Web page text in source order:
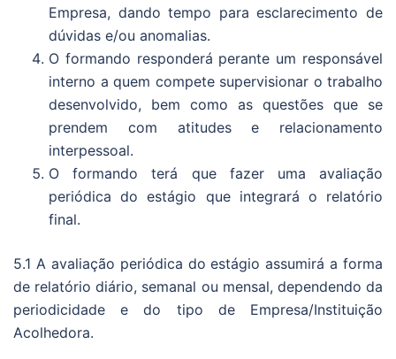
Empresa, dando tempo para esclarecimento de
dúvidas e/ou anomalias.
O formando responderá perante um responsável
interno a quem compete supervisionar o trabalho
desenvolvido, bem como as questões que se
prendem com atitudes e relacionamento
interpessoal.
O formando terá que fazer uma avaliação
periódica do estágio que integrará o relatório
final.
5.1 A avaliação periódica do estágio assumirá a forma
de relatório diário, semanal ou mensal, dependendo da
periodicidade e do tipo de Empresa/Instituição
Acolhedora.